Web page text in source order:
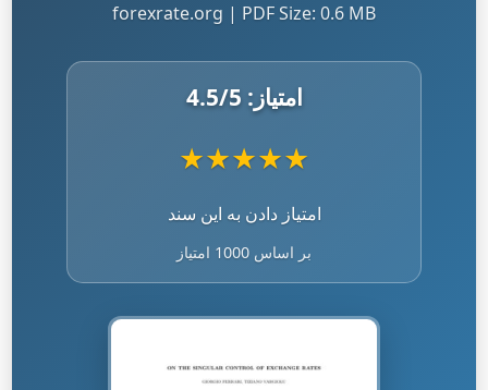
forexrate.org | PDF Size: 0.6 MB
امتیاز: 4.5/5
★
★
★
★
★
امتیاز دادن به این سند
بر اساس 1000 امتیاز